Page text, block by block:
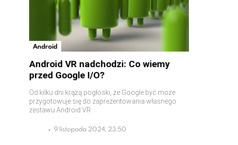
Android
Android VR nadchodzi: Co wiemy
przed Google I/O?
Od kilku dni krążą pogłoski, że Google być może
przygotowuje się do zaprezentowania własnego
zestawu Android VR
9 listopada 2024, 23:50